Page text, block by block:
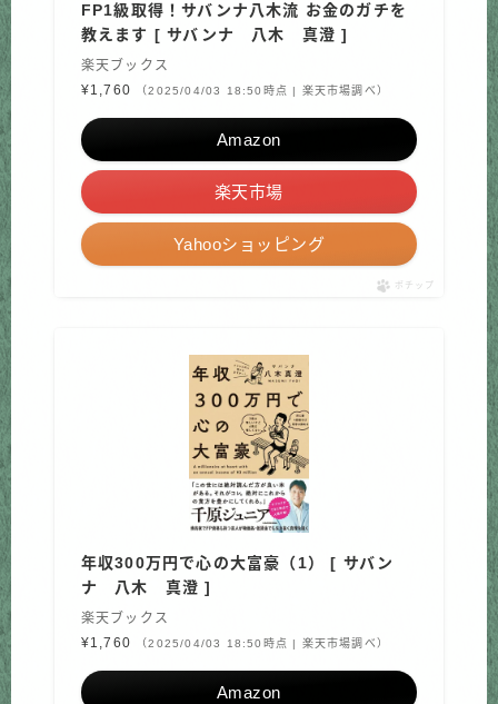
FP1級取得！サバンナ八木流 お金のガチを
教えます [ サバンナ 八木 真澄 ]
楽天ブックス
¥1,760
（2025/04/03 18:50時点 | 楽天市場調べ）
Amazon
楽天市場
Yahooショッピング
ポチップ
年収300万円で心の大富豪（1） [ サバン
ナ 八木 真澄 ]
楽天ブックス
¥1,760
（2025/04/03 18:50時点 | 楽天市場調べ）
Amazon